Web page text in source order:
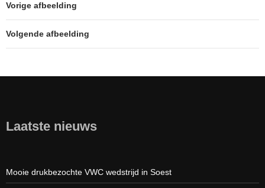
Vorige afbeelding
Volgende afbeelding
Laatste nieuws
Mooie drukbezochte VWC wedstrijd in Soest